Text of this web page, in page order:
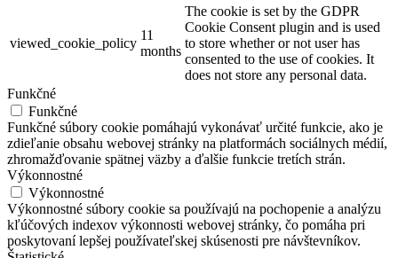
viewed_cookie_policy
11
months
The cookie is set by the GDPR
Cookie Consent plugin and is used
to store whether or not user has
consented to the use of cookies. It
does not store any personal data.
Funkčné
Funkčné
Funkčné súbory cookie pomáhajú vykonávať určité funkcie, ako je
zdieľanie obsahu webovej stránky na platformách sociálnych médií,
zhromažďovanie spätnej väzby a ďalšie funkcie tretích strán.
Výkonnostné
Výkonnostné
Výkonnostné súbory cookie sa používajú na pochopenie a analýzu
kľúčových indexov výkonnosti webovej stránky, čo pomáha pri
poskytovaní lepšej používateľskej skúsenosti pre návštevníkov.